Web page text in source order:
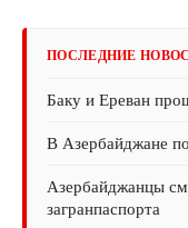
ПОСЛЕДНИЕ
Баку и Ереван
В Азербайджане
Азербайджанцы
загранпаспорта